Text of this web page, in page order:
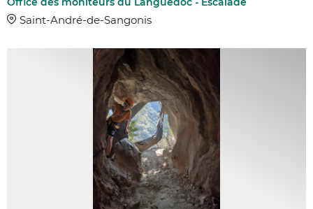
Saint-André-de-Sangonis